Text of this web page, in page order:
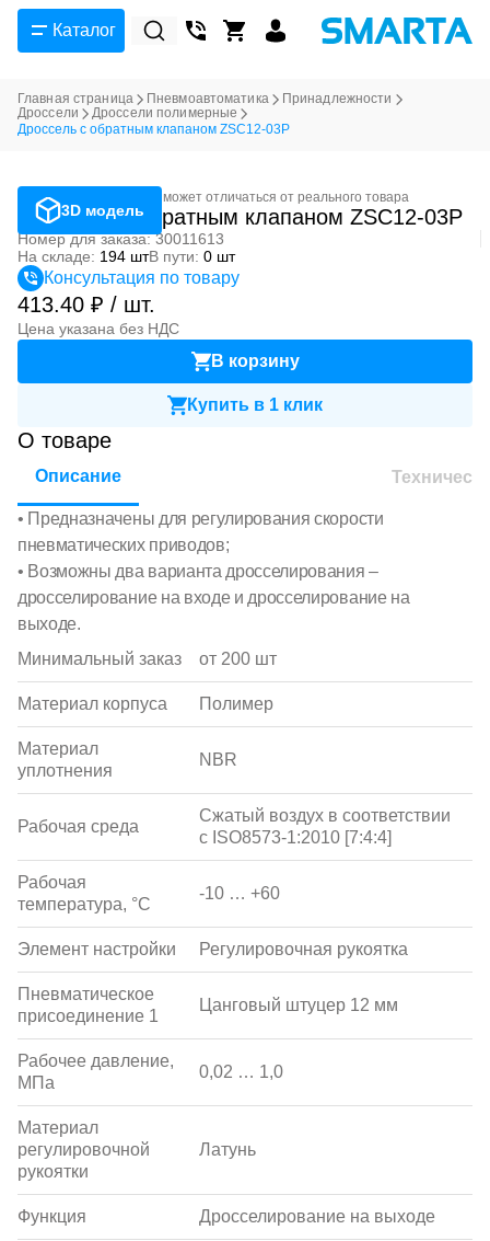
Каталог
Главная страница Пневмоавтоматика
Принадлежности
Дроссели
Дроссели полимерные
Дроссель с обратным клапаном ZSC12-03P
3D модель
Фотография может отличаться от реального товара
Дроссель с обратным клапаном ZSC12-03P
Номер для заказа: 30011613
На складе: 194 штВ пути: 0 шт
Консультация по товару
413.40 ₽ / шт.
Цена указана без НДС
В корзину
Купить в 1 клик
О товаре
Описание
• Предназначены для регулирования скорости
пневматических приводов;
• Возможны два варианта дросселирования –
дросселирование на входе и дросселирование на
выходе.
Минимальный заказ
от 200 шт
Материал корпуса Полимер
Материал
уплотнения
NBR
Рабочая среда
Сжатый воздух в соответствии
с ISO8573-1:2010 [7:4:4]
Рабочая
температура, °С
-10 … +60
Элемент настройки Регулировочная рукоятка
Пневматическое
присоединение 1
Цанговый штуцер 12 мм
Рабочее давление,
МПа
0,02 … 1,0
Материал
регулировочной
рукоятки
Латунь
Функция Дросселирование на выходе